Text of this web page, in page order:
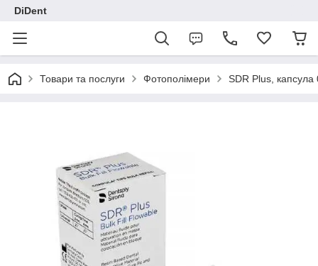
DiDent
Товари та послуги Фотополімери SDR Plus, капсула